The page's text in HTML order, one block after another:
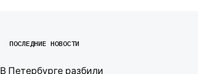
ПОСЛЕДНИЕ НОВОСТИ
В Петербурге разбили